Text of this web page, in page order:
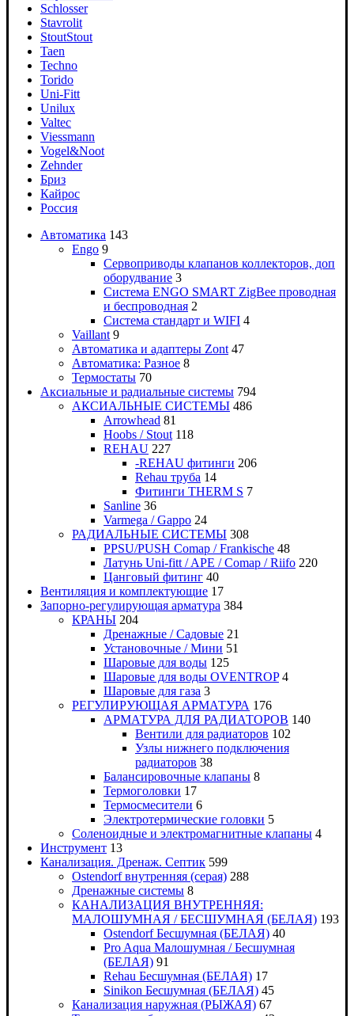
Schlosser
Stavrolit
StoutStout
Taen
Techno
Torido
Uni-Fitt
Unilux
Valtec
Viessmann
Vogel&Noot
Zehnder
Бриз
Кайрос
Россия
Автоматика 143
Engo 9
Сервоприводы клапанов коллекторов, доп
оборудвание 3
Система ENGO SMART ZigBee проводная
и беспроводная 2
Система стандарт и WIFI 4
Vaillant 9
Автоматика и адаптеры Zont 47
Автоматика: Разное 8
Термостаты 70
Аксиальные и радиальные системы 794
АКСИАЛЬНЫЕ СИСТЕМЫ 486
Arrowhead 81
Hoobs / Stout 118
REHAU 227
-REHAU фитинги 206
Rehau труба 14
Фитинги THERM S 7
Sanline 36
Varmega / Gappo 24
РАДИАЛЬНЫЕ СИСТЕМЫ 308
PPSU/PUSH Comap / Frankische 48
Латунь Uni-fitt / APE / Comap / Riifo 220
Цанговый фитинг 40
Вентиляция и комплектующие 17
Запорно-регулирующая арматура 384
КРАНЫ 204
Дренажные / Садовые 21
Установочные / Мини 51
Шаровые для воды 125
Шаровые для воды OVENTROP 4
Шаровые для газа 3
РЕГУЛИРУЮЩАЯ АРМАТУРА 176
АРМАТУРА ДЛЯ РАДИАТОРОВ 140
Вентили для радиаторов 102
Узлы нижнего подключения
радиаторов 38
Балансировочные клапаны 8
Термоголовки 17
Термосмесители 6
Электротермические головки 5
Соленоидные и электромагнитные клапаны 4
Инструмент 13
Канализация. Дренаж. Септик 599
Ostendorf внутренняя (серая) 288
Дренажные системы 8
КАНАЛИЗАЦИЯ ВНУТРЕННЯЯ:
МАЛОШУМНАЯ / БЕСШУМНАЯ (БЕЛАЯ) 193
Ostendorf Бесшумная (БЕЛАЯ) 40
Pro Aqua Малошумная / Бесшумная
(БЕЛАЯ) 91
Rehau Бесшумная (БЕЛАЯ) 17
Sinikon Бесшумная (БЕЛАЯ) 45
Канализация наружная (РЫЖАЯ) 67